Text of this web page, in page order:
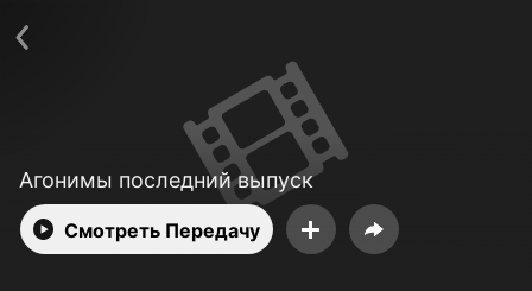
Агонимы последний выпуск
Смотреть Передачу
Пользовательское соглашение
Политика конфиденциальности
Для партнёров
Открыть приложение
Ввести промокод
Бесплатные каналы